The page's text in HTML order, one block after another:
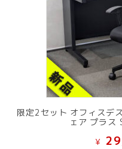
限定2セット オフィスデ
ェア プラス
¥